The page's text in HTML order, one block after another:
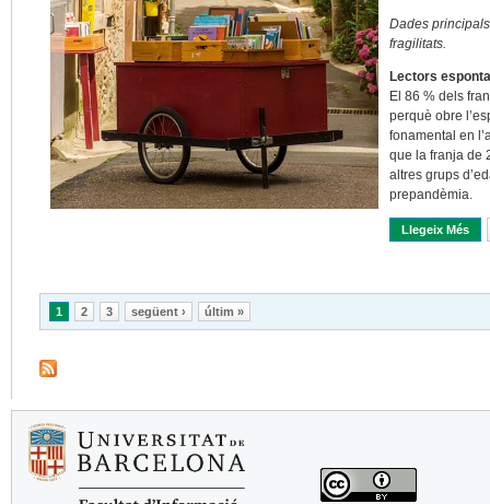
Dades
fragilitats.
Lectors
El 86 % dels
perquè obre
fonamental en
que la franja de
altres grups
prepandèmia.
Llegeix Més
Pàgines
1 2 3 següent › últim »